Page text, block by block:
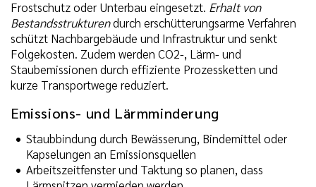
Frostschutz oder Unterbau eingesetzt. Erhalt von
Bestandsstrukturendurch erschütterungsarme Verfahren
schützt Nachbargebäude und Infrastruktur und senkt
Folgekosten. Zudem werden CO2-, Lärm- und
Staubemissionen durch effiziente Prozessketten und
kurze Transportwege reduziert.
Emissions- und Lärmminderung
Staubbindung durch Bewässerung, Bindemittel oder
Kapselungen an Emissionsquellen
Arbeitszeitfenster und Taktung so planen, dass